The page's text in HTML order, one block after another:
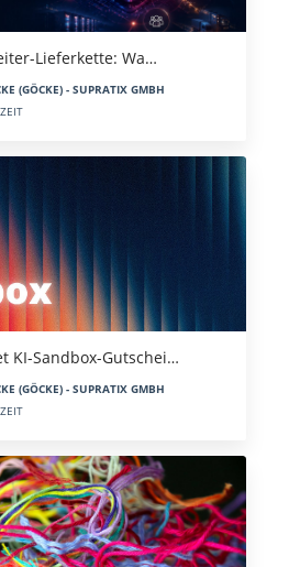
Lieferkette: Wa…
(GÖCKE) - SUPRATIX GMBH
KI-Sandbox-Gutschei…
(GÖCKE) - SUPRATIX GMBH